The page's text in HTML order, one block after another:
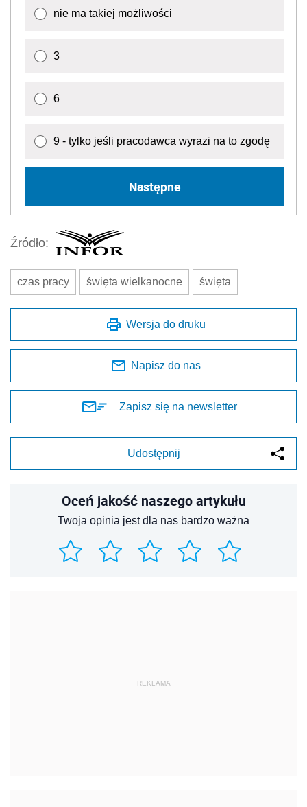
nie ma takiej możliwości
3
6
9 - tylko jeśli pracodawca wyrazi na to zgodę
Następne
Źródło:
czas pracy święta wielkanocne święta
Wersja do druku
Napisz do nas
Zapisz się na newsletter
Udostępnij
Oceń jakość naszego artykułu
Twoja opinia jest dla nas bardzo ważna
REKLAMA